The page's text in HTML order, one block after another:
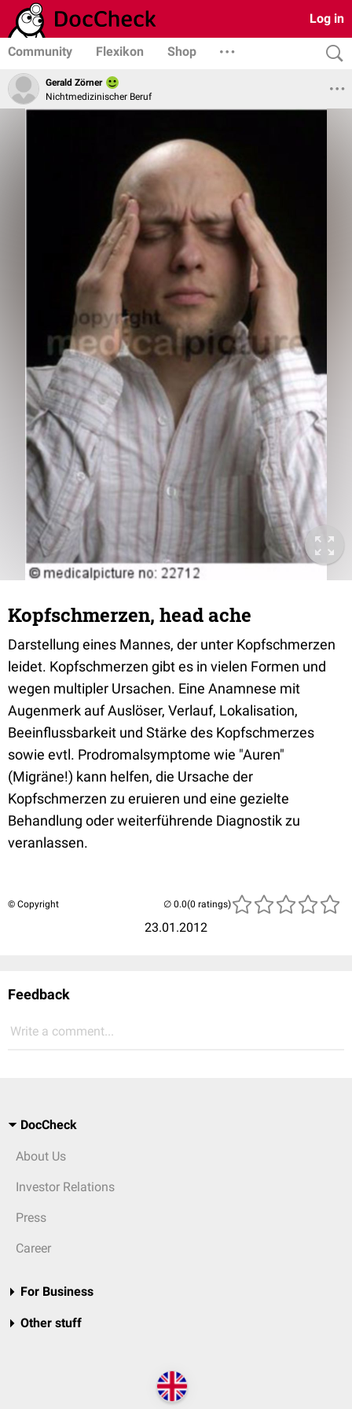
Log in
Community Flexikon Shop
Gerald Zörner
Nichtmedizinischer Beruf
Kopfschmerzen, head ache
Darstellung eines Mannes, der unter Kopfschmerzen
leidet. Kopfschmerzen gibt es in vielen Formen und
wegen multipler Ursachen. Eine Anamnese mit
Augenmerk auf Auslöser, Verlauf, Lokalisation,
Beeinflussbarkeit und Stärke des Kopfschmerzes
sowie evtl. Prodromalsymptome wie "Auren"
(Migräne!) kann helfen, die Ursache der
Kopfschmerzen zu eruieren und eine gezielte
Behandlung oder weiterführende Diagnostik zu
veranlassen.
© Copyright
23.01.2012
(0 ratings)
Feedback
Write a comment...
DocCheck
About Us
Investor Relations
Press
Career
For Business
Other stuff